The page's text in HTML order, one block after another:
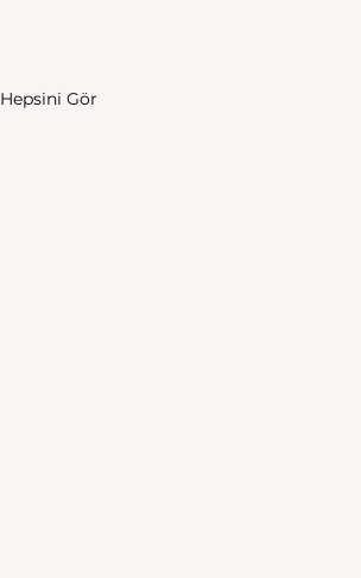
Hepsini Gör